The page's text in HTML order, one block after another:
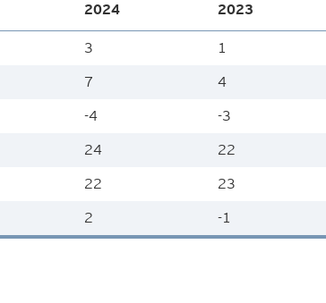
2024 2023
3 1
7 4
-4 -3
24 22
22 23
2 -1